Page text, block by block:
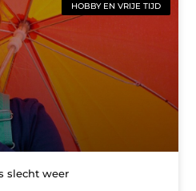
HOBBY EN VRIJE TIJD
slecht weer